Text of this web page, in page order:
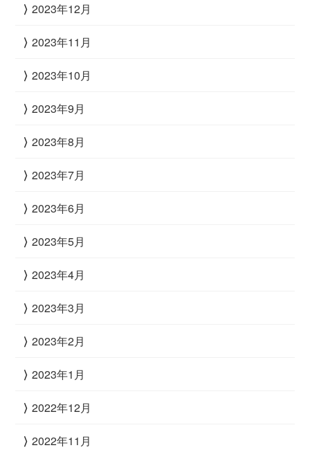
2023年12月
2023年11月
2023年10月
2023年9月
2023年8月
2023年7月
2023年6月
2023年5月
2023年4月
2023年3月
2023年2月
2023年1月
2022年12月
2022年11月